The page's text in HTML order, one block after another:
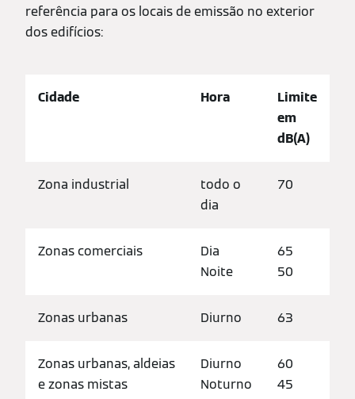
referência para os locais de emissão no exterior
dos edifícios:
Cidade Hora
Limite
em
dB(A)
Zona industrial
todo o
dia
70
Zonas comerciais
Dia
Noite
65
50
Zonas urbanas Diurno 63
Zonas urbanas, aldeias
e zonas mistas
Diurno
Noturno
60
45